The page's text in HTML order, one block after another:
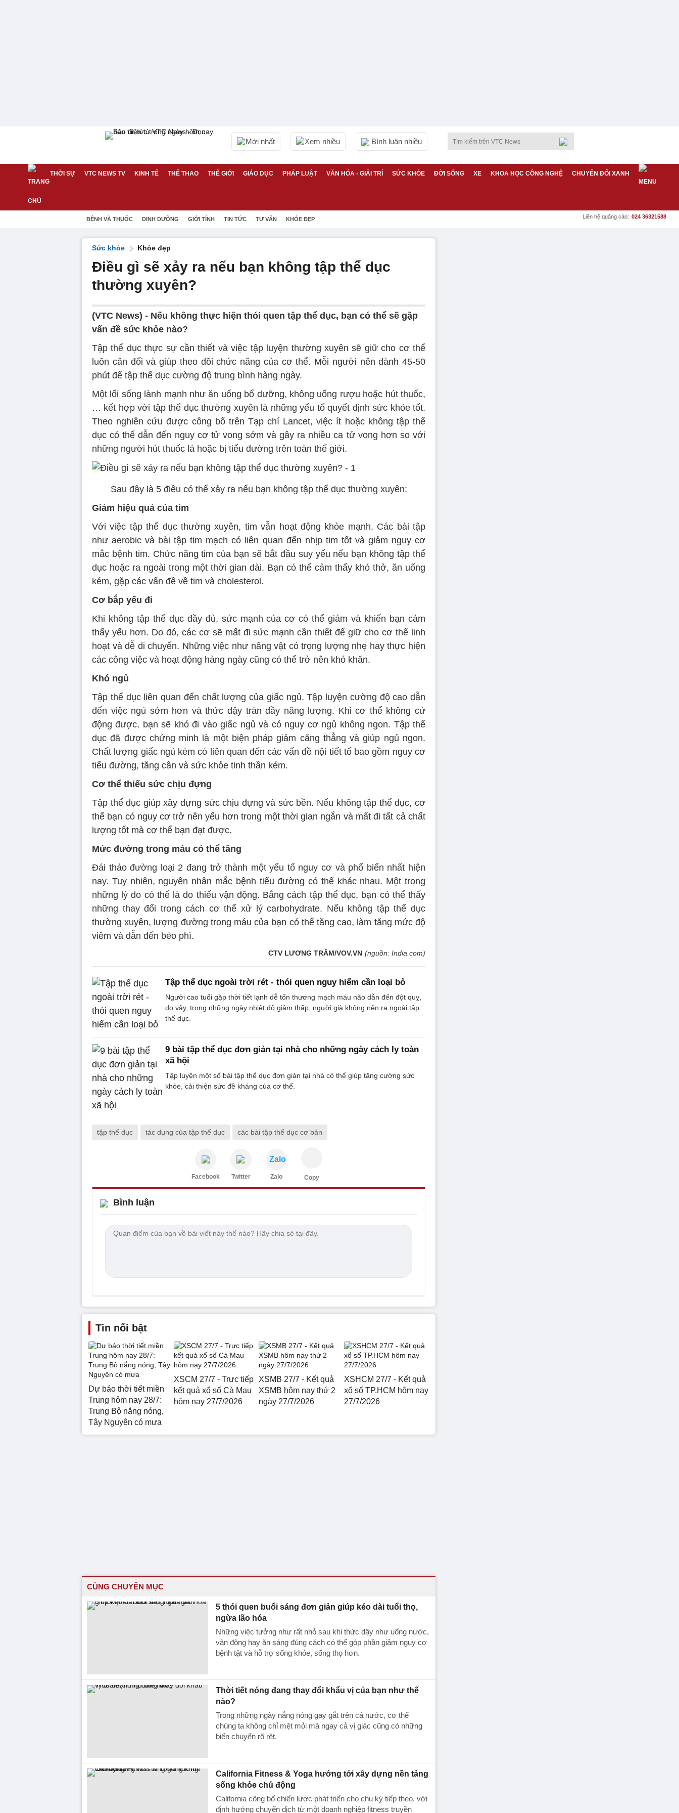
Mới nhất Xem nhiều Bình luận nhiều
THỜI SỰ VTC NEWS TV KINH TẾ THỂ THAO THẾ GIỚI GIÁO DỤC PHÁP LUẬT VĂN HÓA - GIẢI TRÍ SỨC KHỎE ĐỜI SỐNG XE KHOA HỌC CÔNG NGHỆ CHUYỂN ĐỔI XANH
BỆNH VÀ THUỐC DINH DƯỠNG GIỚI TÍNH TIN TỨC TƯ VẤN KHỎE ĐẸP Liên hệ quảng cáo: 024 36321588
Sức khỏe Khỏe đẹp
Điều gì sẽ xảy ra nếu bạn không tập thể dục
thường xuyên?
(VTC News) - Nếu không thực hiện thói quen tập thể dục, bạn có thể sẽ gặp
vấn đề sức khỏe nào?
Tập thể dục thực sự cần thiết và việc tập luyện thường xuyên sẽ giữ cho cơ thể
luôn cân đối và giúp theo dõi chức năng của cơ thể. Mỗi người nên dành 45-50
phút để tập thể dục cường độ trung bình hàng ngày.
Một lối sống lành mạnh như ăn uống bổ dưỡng, không uống rượu hoặc hút thuốc,
… kết hợp với tập thể dục thường xuyên là những yếu tố quyết định sức khỏe tốt.
Theo nghiên cứu được công bố trên Tạp chí Lancet, việc ít hoặc không tập thể
dục có thể dẫn đến nguy cơ tử vong sớm và gây ra nhiều ca tử vong hơn so với
những người hút thuốc lá hoặc bị tiểu đường trên toàn thế giới.
Sau đây là 5 điều có thể xảy ra nếu bạn không tập thể dục thường xuyên:
Giảm hiệu quả của tim
Với việc tập thể dục thường xuyên, tim vẫn hoạt động khỏe mạnh. Các bài tập
như aerobic và bài tập tim mạch có liên quan đến nhịp tim tốt và giảm nguy cơ
mắc bệnh tim. Chức năng tim của bạn sẽ bắt đầu suy yếu nếu bạn không tập thể
dục hoặc ra ngoài trong một thời gian dài. Bạn có thể cảm thấy khó thở, ăn uống
kém, gặp các vấn đề về tim và cholesterol.
Cơ bắp yếu đi
Khi không tập thể dục đầy đủ, sức mạnh của cơ có thể giảm và khiến bạn cảm
thấy yếu hơn. Do đó, các cơ sẽ mất đi sức mạnh cần thiết để giữ cho cơ thể linh
hoạt và dễ di chuyển. Những việc như nâng vật có trọng lượng nhẹ hay thực hiện
các công việc và hoạt động hàng ngày cũng có thể trở nên khó khăn.
Khó ngủ
Tập thể dục liên quan đến chất lượng của giấc ngủ. Tập luyện cường độ cao dẫn
đến việc ngủ sớm hơn và thức dậy tràn đầy năng lượng. Khi cơ thể không cử
động được, bạn sẽ khó đi vào giấc ngủ và có nguy cơ ngủ không ngon. Tập thể
dục đã được chứng minh là một biện pháp giảm căng thẳng và giúp ngủ ngon.
Chất lượng giấc ngủ kém có liên quan đến các vấn đề nội tiết tố bao gồm nguy cơ
tiểu đường, tăng cân và sức khỏe tinh thần kém.
Cơ thể thiếu sức chịu đựng
Tập thể dục giúp xây dựng sức chịu đựng và sức bền. Nếu không tập thể dục, cơ
thể bạn có nguy cơ trở nên yếu hơn trong một thời gian ngắn và mất đi tất cả chất
lượng tốt mà cơ thể bạn đạt được.
Mức đường trong máu có thể tăng
Đái tháo đường loại 2 đang trở thành một yếu tố nguy cơ và phổ biến nhất hiện
nay. Tuy nhiên, nguyên nhân mắc bệnh tiểu đường có thể khác nhau. Một trong
những lý do có thể là do thiếu vận động. Bằng cách tập thể dục, bạn có thể thấy
những thay đổi trong cách cơ thể xử lý carbohydrate. Nếu không tập thể dục
thường xuyên, lượng đường trong máu của bạn có thể tăng cao, làm tăng mức độ
viêm và dẫn đến béo phì.
CTV LƯƠNG TRÂM/VOV.VN (nguồn: India.com)
Tập thể dục ngoài trời rét - thói quen nguy hiểm cần loại bỏ
Người cao tuổi gặp thời tiết lạnh dễ tổn thương mạch máu não dẫn đến đột quỵ,
do vậy, trong những ngày nhiệt độ giảm thấp, người già không nên ra ngoài tập
thể dục.
9 bài tập thể dục đơn giản tại nhà cho những ngày cách ly toàn
xã hội
Tập luyện một số bài tập thể dục đơn giản tại nhà có thể giúp tăng cường sức
khỏe, cải thiện sức đề kháng của cơ thể.
tập thể dục tác dụng của tập thể dục các bài tập thể dục cơ bản
Facebook Twitter
Zalo
Zalo Copy
Bình luận
Tin nổi bật
Dự báo thời tiết miền
Trung hôm nay 28/7:
Trung Bộ nắng nóng,
Tây Nguyên có mưa
XSCM 27/7 - Trực tiếp
kết quả xổ số Cà Mau
hôm nay 27/7/2026
XSMB 27/7 - Kết quả
XSMB hôm nay thứ 2
ngày 27/7/2026
XSHCM 27/7 - Kết quả
xổ số TP.HCM hôm nay
27/7/2026
CÙNG CHUYÊN MỤC
5 thói quen buổi sáng đơn giản giúp kéo dài tuổi thọ,
ngừa lão hóa
Những việc tưởng như rất nhỏ sau khi thức dậy như uống nước,
vận động hay ăn sáng đúng cách có thể góp phần giảm nguy cơ
bệnh tật và hỗ trợ sống khỏe, sống thọ hơn.
Thời tiết nóng đang thay đổi khẩu vị của bạn như thế
nào?
Trong những ngày nắng nóng gay gắt trên cả nước, cơ thể
chúng ta không chỉ mệt mỏi mà ngay cả vị giác cũng có những
biến chuyển rõ rệt.
California Fitness & Yoga hướng tới xây dựng nền tảng
sống khỏe chủ động
California công bố chiến lược phát triển cho chu kỳ tiếp theo, với
định hướng chuyển dịch từ một doanh nghiệp fitness truyền